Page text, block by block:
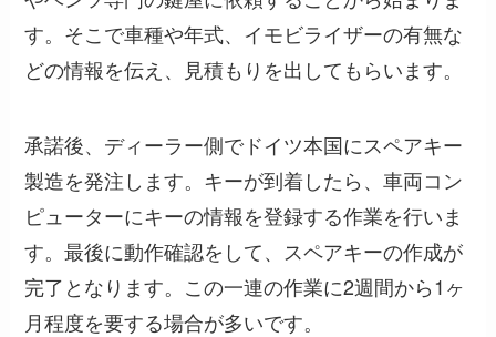
す。そこで車種や年式、イモビライザーの有無な
どの情報を伝え、見積もりを出してもらいます。
承諾後、ディーラー側でドイツ本国にスペアキー
製造を発注します。キーが到着したら、車両コン
ピューターにキーの情報を登録する作業を行いま
す。最後に動作確認をして、スペアキーの作成が
完了となります。この一連の作業に2週間から1ヶ
月程度を要する場合が多いです。